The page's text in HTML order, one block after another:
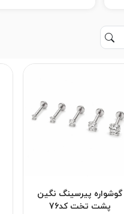
گوشواره پیرسینگ نگین
پشت تخت کد76